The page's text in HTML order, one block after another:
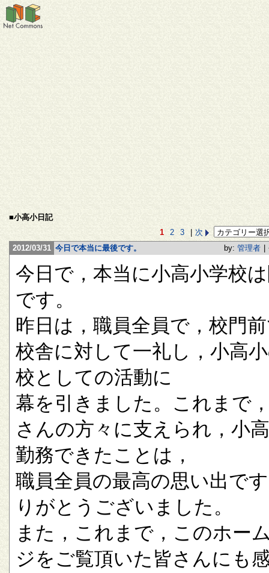
■小高小日記
1
2 3
次
2012/03/31 今日で本当に最後です。 by: 管理者
今日で，本当に小高小学校
です。
昨日は，職員全員で，校門
校舎に対して一礼し，小高
校としての活動に
幕を引きました。これまで
さんの方々に支えられ，小
勤務できたことは，
職員全員の最高の思い出で
りがとうございました。
また，これまで，このホー
ジをご覧頂いた皆さんにも